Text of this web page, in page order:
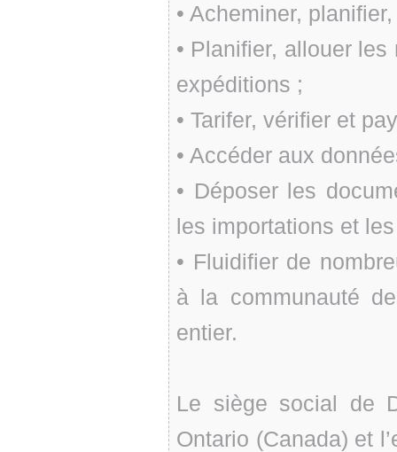
• Acheminer,
• Planifier, allouer
expéditions ;
• Tarifer, vérifier et
• Accéder aux
• Déposer les
les importations et
• Fluidifier de
à la communauté
entier.
Le siège social de
Ontario (Canada) et